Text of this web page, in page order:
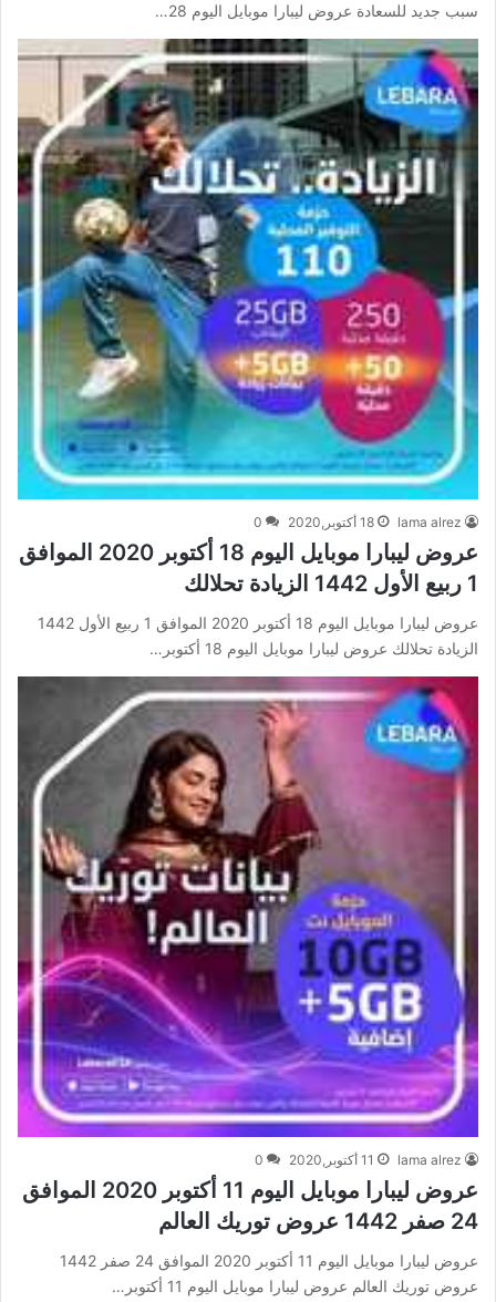
سبب جديد للسعادة عروض ليبارا موبايل اليوم 28…
lama alrez 18 أكتوبر,2020 0
عروض ليبارا موبايل اليوم 18 أكتوبر 2020 الموافق
1 ربيع الأول 1442 الزيادة تحلالك
عروض ليبارا موبايل اليوم 18 أكتوبر 2020 الموافق 1 ربيع الأول 1442
الزيادة تحلالك عروض ليبارا موبايل اليوم 18 أكتوبر…
lama alrez 11 أكتوبر,2020 0
عروض ليبارا موبايل اليوم 11 أكتوبر 2020 الموافق
24 صفر 1442 عروض توريك العالم
عروض ليبارا موبايل اليوم 11 أكتوبر 2020 الموافق 24 صفر 1442
عروض توريك العالم عروض ليبارا موبايل اليوم 11 أكتوبر…